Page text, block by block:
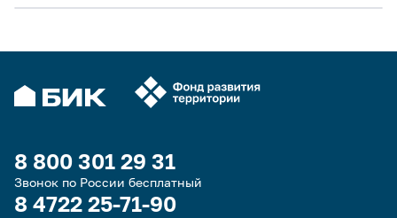
8 800 301 29 31
Звонок по России бесплатный
8 4722 25-71-90